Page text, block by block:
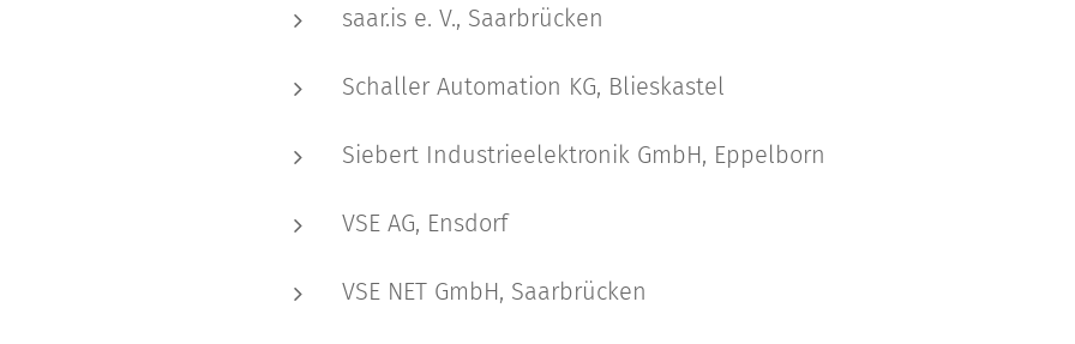
saar.is e. V., Saarbrücken
Schaller Automation KG, Blieskastel
Siebert Industrieelektronik GmbH, Eppelborn
VSE AG, Ensdorf
VSE NET GmbH, Saarbrücken